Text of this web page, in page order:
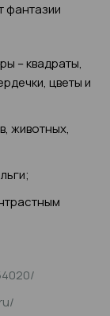
фантазии
– квадраты,
цветы и
животных,